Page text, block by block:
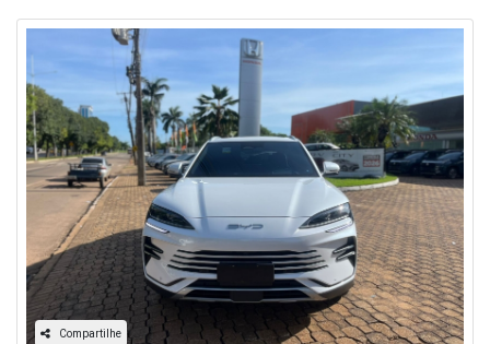
Compartilhe